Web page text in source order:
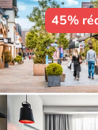
45%